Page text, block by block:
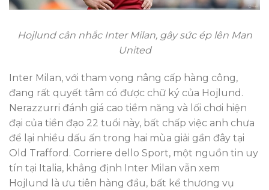
Hojlund cân nhắc Inter Milan, gây sức ép lên Man
United
Inter Milan, với tham vọng nâng cấp hàng công,
đang rất quyết tâm có được chữ ký của Hojlund.
Nerazzurri đánh giá cao tiềm năng và lối chơi hiện
đại của tiền đạo 22 tuổi này, bất chấp việc anh chưa
để lại nhiều dấu ấn trong hai mùa giải gần đây tại
Old Trafford. Corriere dello Sport, một nguồn tin uy
tín tại Italia, khẳng định Inter Milan vẫn xem
Hojlund là ưu tiên hàng đầu, bất kể thương vụ